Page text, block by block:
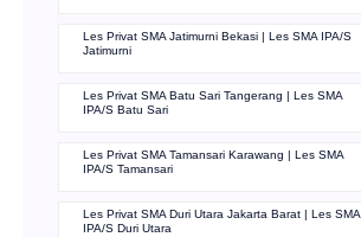
Les Privat SMA Jatimurni Bekasi | Les SMA IPA/S
Jatimurni
Les Privat SMA Batu Sari Tangerang | Les SMA
IPA/S Batu Sari
Les Privat SMA Tamansari Karawang | Les SMA
IPA/S Tamansari
Les Privat SMA Duri Utara Jakarta Barat | Les SMA
IPA/S Duri Utara